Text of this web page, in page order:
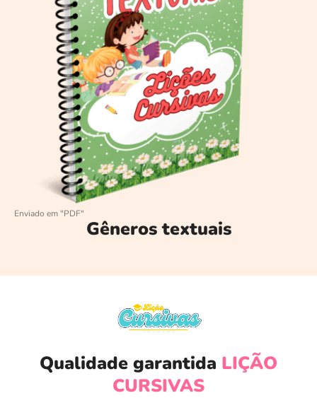
Enviado em "PDF"
Gêneros textuais
Qualidade garantida LIÇÃO
CURSIVAS